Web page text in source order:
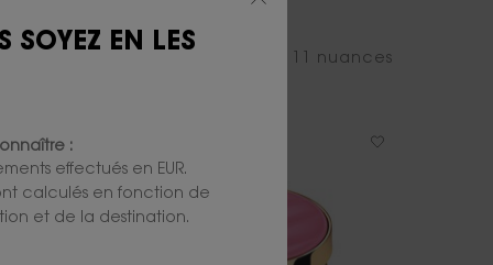
instantanée. Découvrez 11 nuances
SOYEZ EN LES
:
effectués en EUR.
calculés en fonction de
et de la destination.